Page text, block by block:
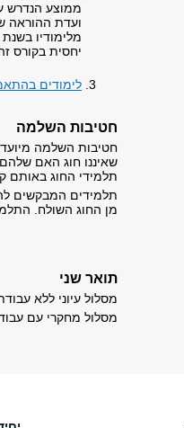
ממוצע הנדרש
ועדת ההוראה
מלימודיו
יחסית בקורס
לימודים
חטיבות השלמה
חטיבות השלמה
שאיננו חוג האם
תלמידי החוג באותם
תלמידים המבקשים
מן החוג השולח.
תואר שני
מסלול עיוני ללא עבודת
מסלול מחקרי עם עבודת